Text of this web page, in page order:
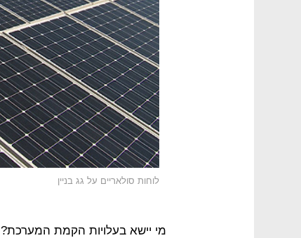
לוחות סולאריים על גג בניין
מי יישא בעלויות הקמת המערכת?